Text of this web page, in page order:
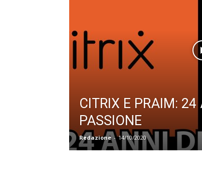
CITRIX E PRAIM: 24
PASSIONE
Redazione - 14/10/2020